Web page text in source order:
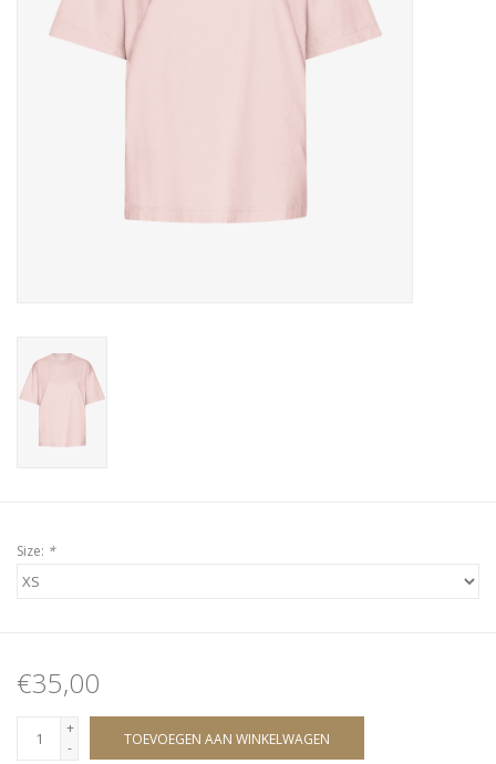
Size: *
€35,00
+
-
TOEVOEGEN AAN WINKELWAGEN